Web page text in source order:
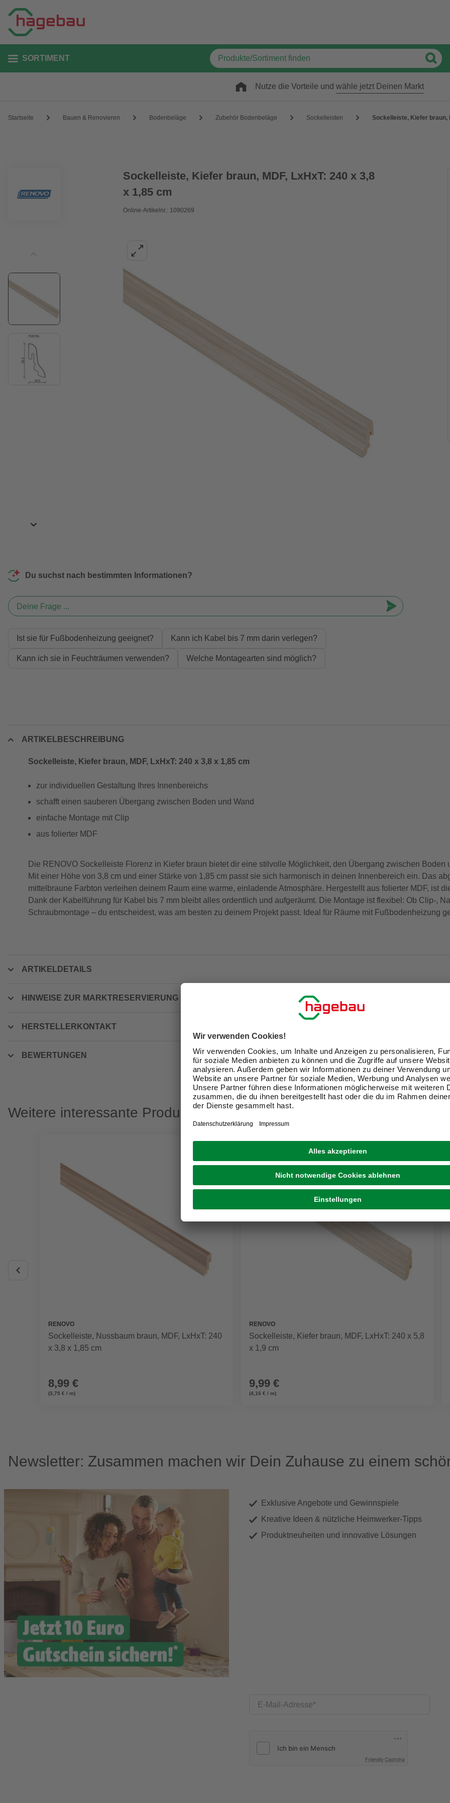
SORTIMENT
Nutze die Vorteile und wähle jetzt Deinen Markt
Startseite Bauen & Renovieren Bodenbeläge Zubehör Bodenbeläge Sockelleisten Sockelleiste, Kiefer braun,
Sockelleiste, Kiefer braun, MDF, LxHxT: 240 x 3,8
x 1,85 cm
Online-Artikelnr.: 1090269
Du suchst nach bestimmten Informationen?
Deine Frage ...
Ist sie für Fußbodenheizung geeignet? Kann ich Kabel bis 7 mm darin verlegen?
Kann ich sie in Feuchträumen verwenden? Welche Montagearten sind möglich?
ARTIKELBESCHREIBUNG
Sockelleiste, Kiefer braun, MDF, LxHxT: 240 x 3,8 x 1,85 cm
zur individuellen Gestaltung Ihres Innenbereichs
schafft einen sauberen Übergang zwischen Boden und Wand
einfache Montage mit Clip
aus folierter MDF
Die RENOVO Sockelleiste Florenz in Kiefer braun bietet dir eine stilvolle Möglichkeit, den Übergang zwischen Boden
Mit einer Höhe von 3,8 cm und einer Stärke von 1,85 cm passt sie sich harmonisch in deinen Innenbereich ein. Das
mittelbraune Farbton verleihen deinem Raum eine warme, einladende Atmosphäre. Hergestellt aus folierter MDF, ist
Dank der Kabelführung für Kabel bis 7 mm bleibt alles ordentlich und aufgeräumt. Die Montage ist flexibel: Ob Clip-,
Schraubmontage – du entscheidest, was am besten zu deinem Projekt passt. Ideal für Räume mit Fußbodenheizung
ARTIKELDETAILS
HINWEISE ZUR MARKTRESERVIERUNG
HERSTELLERKONTAKT
BEWERTUNGEN
Weitere interessante Produkte
RENOVO
Sockelleiste, Nussbaum braun, MDF, LxHxT: 240
x 3,8 x 1,85 cm
8,99 €
(3,75 € / m)
RENOVO
Sockelleiste, Kiefer braun, MDF, LxHxT: 240 x 5,8
x 1,9 cm
9,99 €
(4,16 € / m)
Newsletter: Zusammen machen wir Dein Zuhause zu einem
Exklusive Angebote und Gewinnspiele
Kreative Ideen & nützliche Heimwerker-Tipps
Produktneuheiten und innovative Lösungen
E-Mail-Adresse
Friendly Captcha